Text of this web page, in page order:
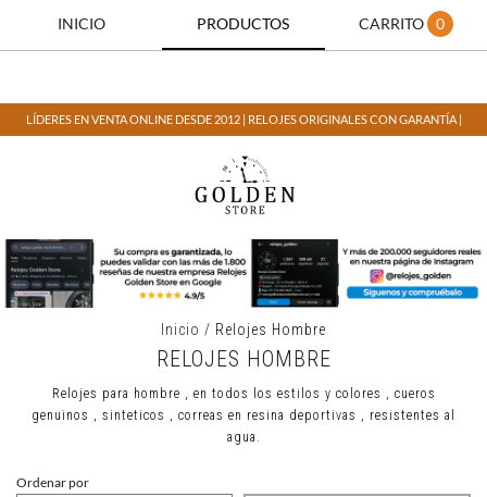
INICIO PRODUCTOS CARRITO 0
LÍDERES EN VENTA ONLINE DESDE 2012 | RELOJES ORIGINALES CON GARANTÍA |
Inicio / Relojes Hombre
RELOJES HOMBRE
Relojes para hombre , en todos los estilos y colores , cueros
genuinos , sinteticos , correas en resina deportivas , resistentes al
agua.
Ordenar por